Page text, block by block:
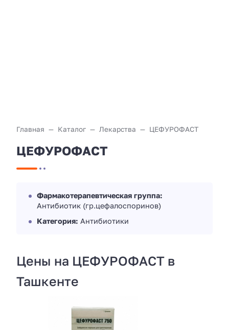
Главная Каталог Лекарства ЦЕФУРОФАСТ
ЦЕФУРОФАСТ
Фармакотерапевтическая группа:
Антибиотик (гр.цефалоспоринов)
Категория: Антибиотики
Цены на ЦЕФУРОФАСТ в
Ташкенте